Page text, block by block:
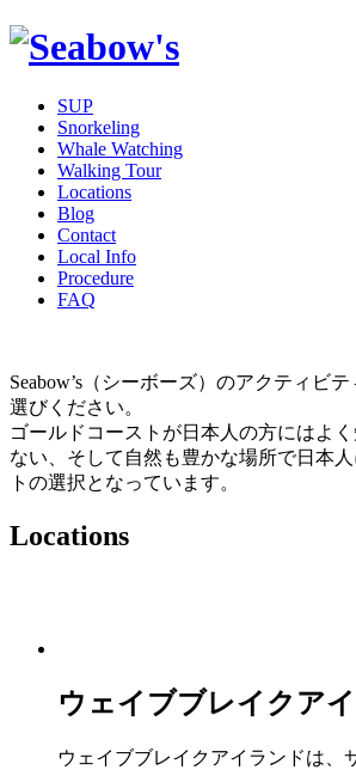
SUP
Snorkeling
Whale Watching
Walking Tour
Locations
Blog
Contact
Local Info
Procedure
FAQ
Seabow’s（シーボーズ）のアクティビ
選びください。
ゴールドコーストが日本人の方にはよ
ない、そして自然も豊かな場所で日本
トの選択となっています。
Locations
ウェイブブレイクア
ウェイブブレイクアイランドは